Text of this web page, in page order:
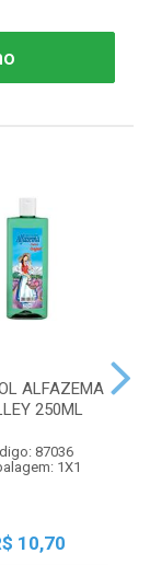
ALFAZEMA
250ML
87036
1X1
10,70